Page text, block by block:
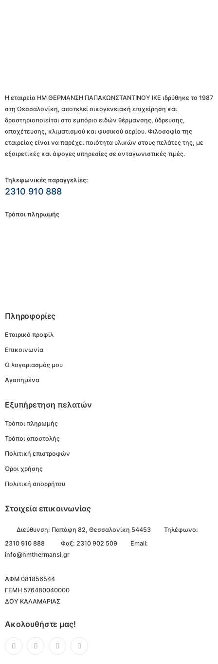
Η εταιρεία ΗΜ ΘΕΡΜΑΝΣΗ ΠΑΠΑΚΩΝΣΤΑΝΤΙΝΟΥ ΙΚΕ ιδρύθηκε το 1987
στη Θεσσαλονίκη, αποτελεί οικογενειακή επιχείρηση και
δραστηριοποιείται στο εμπόριο ειδών θέρμανσης, ύδρευσης,
αποχέτευσης, κλιματισμού και φυσικού αερίου. Φιλοσοφία της
εταιρείας είναι να παρέχει ποιότητα υλικών στους πελάτες της, με
εξαιρετικές και άψογες υπηρεσίες σε ανταγωνιστικές τιμές.
Τηλεφωνικές παραγγελίες:
2310 910 888
Τρόποι πληρωμής
Πληροφορίες
Εταιρικό προφίλ
Επικοινωνία
Ο λογαριασμός μου
Αγαπημένα
Εξυπήρετηση πελατών
Τρόποι πληρωμής
Τρόποι αποστολής
Πολιτική επιστροφών
Όροι χρήσης
Πολιτική απορρήτου
Στοιχεία επικοινωνίας
Διεύθυνση: Παπάφη 82, Θεσσαλονίκη 54453
Τηλέφωνο:
2310 910 888
Φαξ: 2310 902 509
Email:
info@hmthermansi.gr
ΑΦΜ 081856544
ΓΕΜΗ 576480040000
ΔΟΥ ΚΑΛΑΜΑΡΙΑΣ
Ακολουθήστε μας!